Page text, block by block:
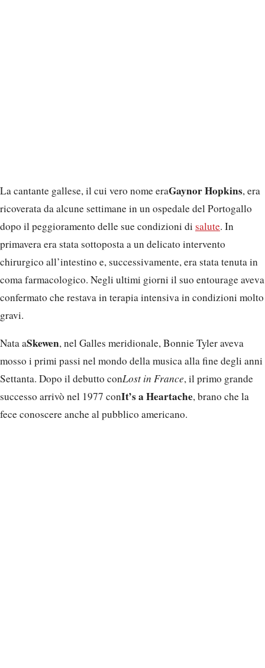
La cantante gallese, il cui vero nome eraGaynor Hopkins, era
ricoverata da alcune settimane in un ospedale del Portogallo
dopo il peggioramento delle sue condizioni di salute. In
primavera era stata sottoposta a un delicato intervento
chirurgico all’intestino e, successivamente, era stata tenuta in
coma farmacologico. Negli ultimi giorni il suo entourage aveva
confermato che restava in terapia intensiva in condizioni molto
gravi.
Nata aSkewen, nel Galles meridionale, Bonnie Tyler aveva
mosso i primi passi nel mondo della musica alla fine degli anni
Settanta. Dopo il debutto conLost in France, il primo grande
successo arrivò nel 1977 conIt’s a Heartache, brano che la
fece conoscere anche al pubblico americano.